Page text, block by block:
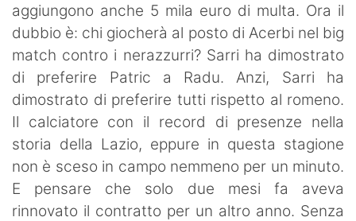
aggiungono anche 5 mila euro di multa. Ora il
dubbio è: chi giocherà al posto di Acerbi nel big
match contro i nerazzurri? Sarri ha dimostrato
di preferire Patric a Radu. Anzi, Sarri ha
dimostrato di preferire tutti rispetto al romeno.
Il calciatore con il record di presenze nella
storia della Lazio, eppure in questa stagione
non è sceso in campo nemmeno per un minuto.
E pensare che solo due mesi fa aveva
rinnovato il contratto per un altro anno. Senza